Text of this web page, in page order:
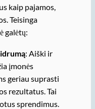
kaip pajamos,
Teisinga
galėtų:
: Aiški ir
įmonės
geriau suprasti
rezultatus. Tai
sprendimus.